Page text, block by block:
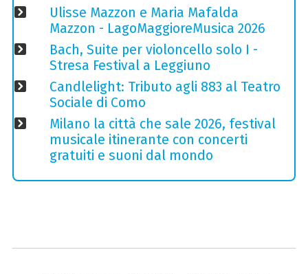
Ulisse Mazzon e Maria Mafalda
Mazzon - LagoMaggioreMusica 2026
Bach, Suite per violoncello solo I -
Stresa Festival a Leggiuno
Candlelight: Tributo agli 883 al Teatro
Sociale di Como
Milano la città che sale 2026, festival
musicale itinerante con concerti
gratuiti e suoni dal mondo